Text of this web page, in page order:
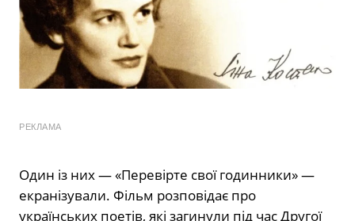
РЕКЛАМА
Один із них — «Перевірте свої годинники» —
екранізували. Фільм розповідає про
українських поетів, які загинули під час Другої